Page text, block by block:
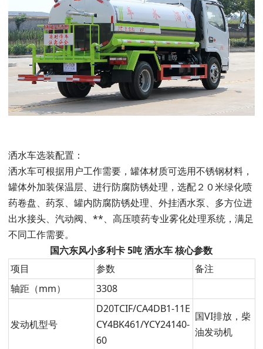
洒水车选装配置：
洒水车可根据用户工作需要，罐体材质可选用不锈钢材料，
罐体外加装保温层、进行防腐防锈处理，选配２０米绿化喷
药卷盘、药泵、罐内防腐防锈处理、外挂洒水泵、多方位进
出水接头、汽动阀、**、高压喷药专业雾化处理系统，满足
不同工作需要。
国六东风小多利卡 5吨 洒水车 核心参数
项目
参数
备注
轴距（mm）
3308
发动机型号
D20TCIF/CA4DB1-11E
CY4BK461/YCY24140-
60
国VI排放，柴
油发动机